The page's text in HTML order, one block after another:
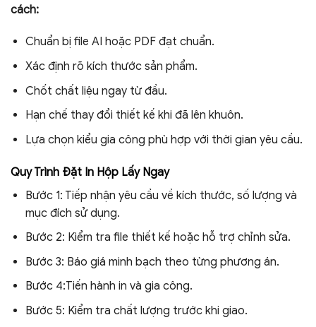
cách:
Chuẩn bị file AI hoặc PDF đạt chuẩn.
Xác định rõ kích thước sản phẩm.
Chốt chất liệu ngay từ đầu.
Hạn chế thay đổi thiết kế khi đã lên khuôn.
Lựa chọn kiểu gia công phù hợp với thời gian yêu cầu.
Quy Trình Đặt In Hộp Lấy Ngay
Bước 1: Tiếp nhận yêu cầu về kích thước, số lượng và
mục đích sử dụng.
Bước 2: Kiểm tra file thiết kế hoặc hỗ trợ chỉnh sửa.
Bước 3: Báo giá minh bạch theo từng phương án.
Bước 4:Tiến hành in và gia công.
Bước 5: Kiểm tra chất lượng trước khi giao.